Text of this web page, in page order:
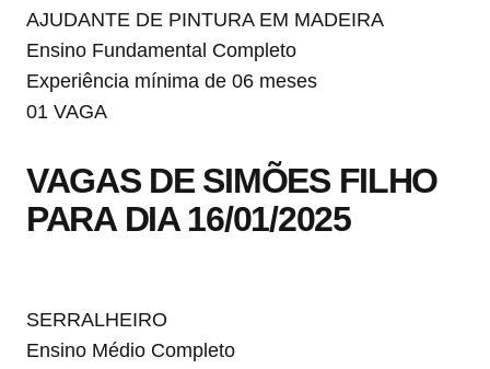
AJUDANTE DE PINTURA EM MADEIRA
Ensino Fundamental Completo
Experiência mínima de 06 meses
01 VAGA
VAGAS DE SIMÕES FILHO
PARA DIA 16/01/2025
SERRALHEIRO
Ensino Médio Completo